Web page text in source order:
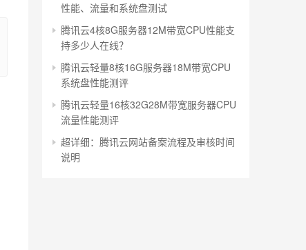
性能、流量和系统盘测试
腾讯云4核8G服务器12M带宽CPU性能支
持多少人在线？
腾讯云轻量8核16G服务器18M带宽CPU
系统盘性能测评
腾讯云轻量16核32G28M带宽服务器CPU
流量性能测评
超详细：腾讯云网站备案流程及审核时间
说明